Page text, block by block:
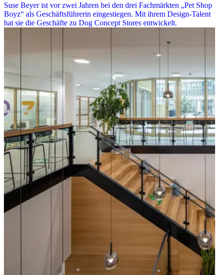
Suse Beyer ist vor zwei Jahren bei den drei Fachmärkten „Pet Shop
Boyz“ als Geschäftsführerin eingestiegen. Mit ihrem Design-Talent
hat sie die Geschäfte zu Dog Concept Stores entwickelt.